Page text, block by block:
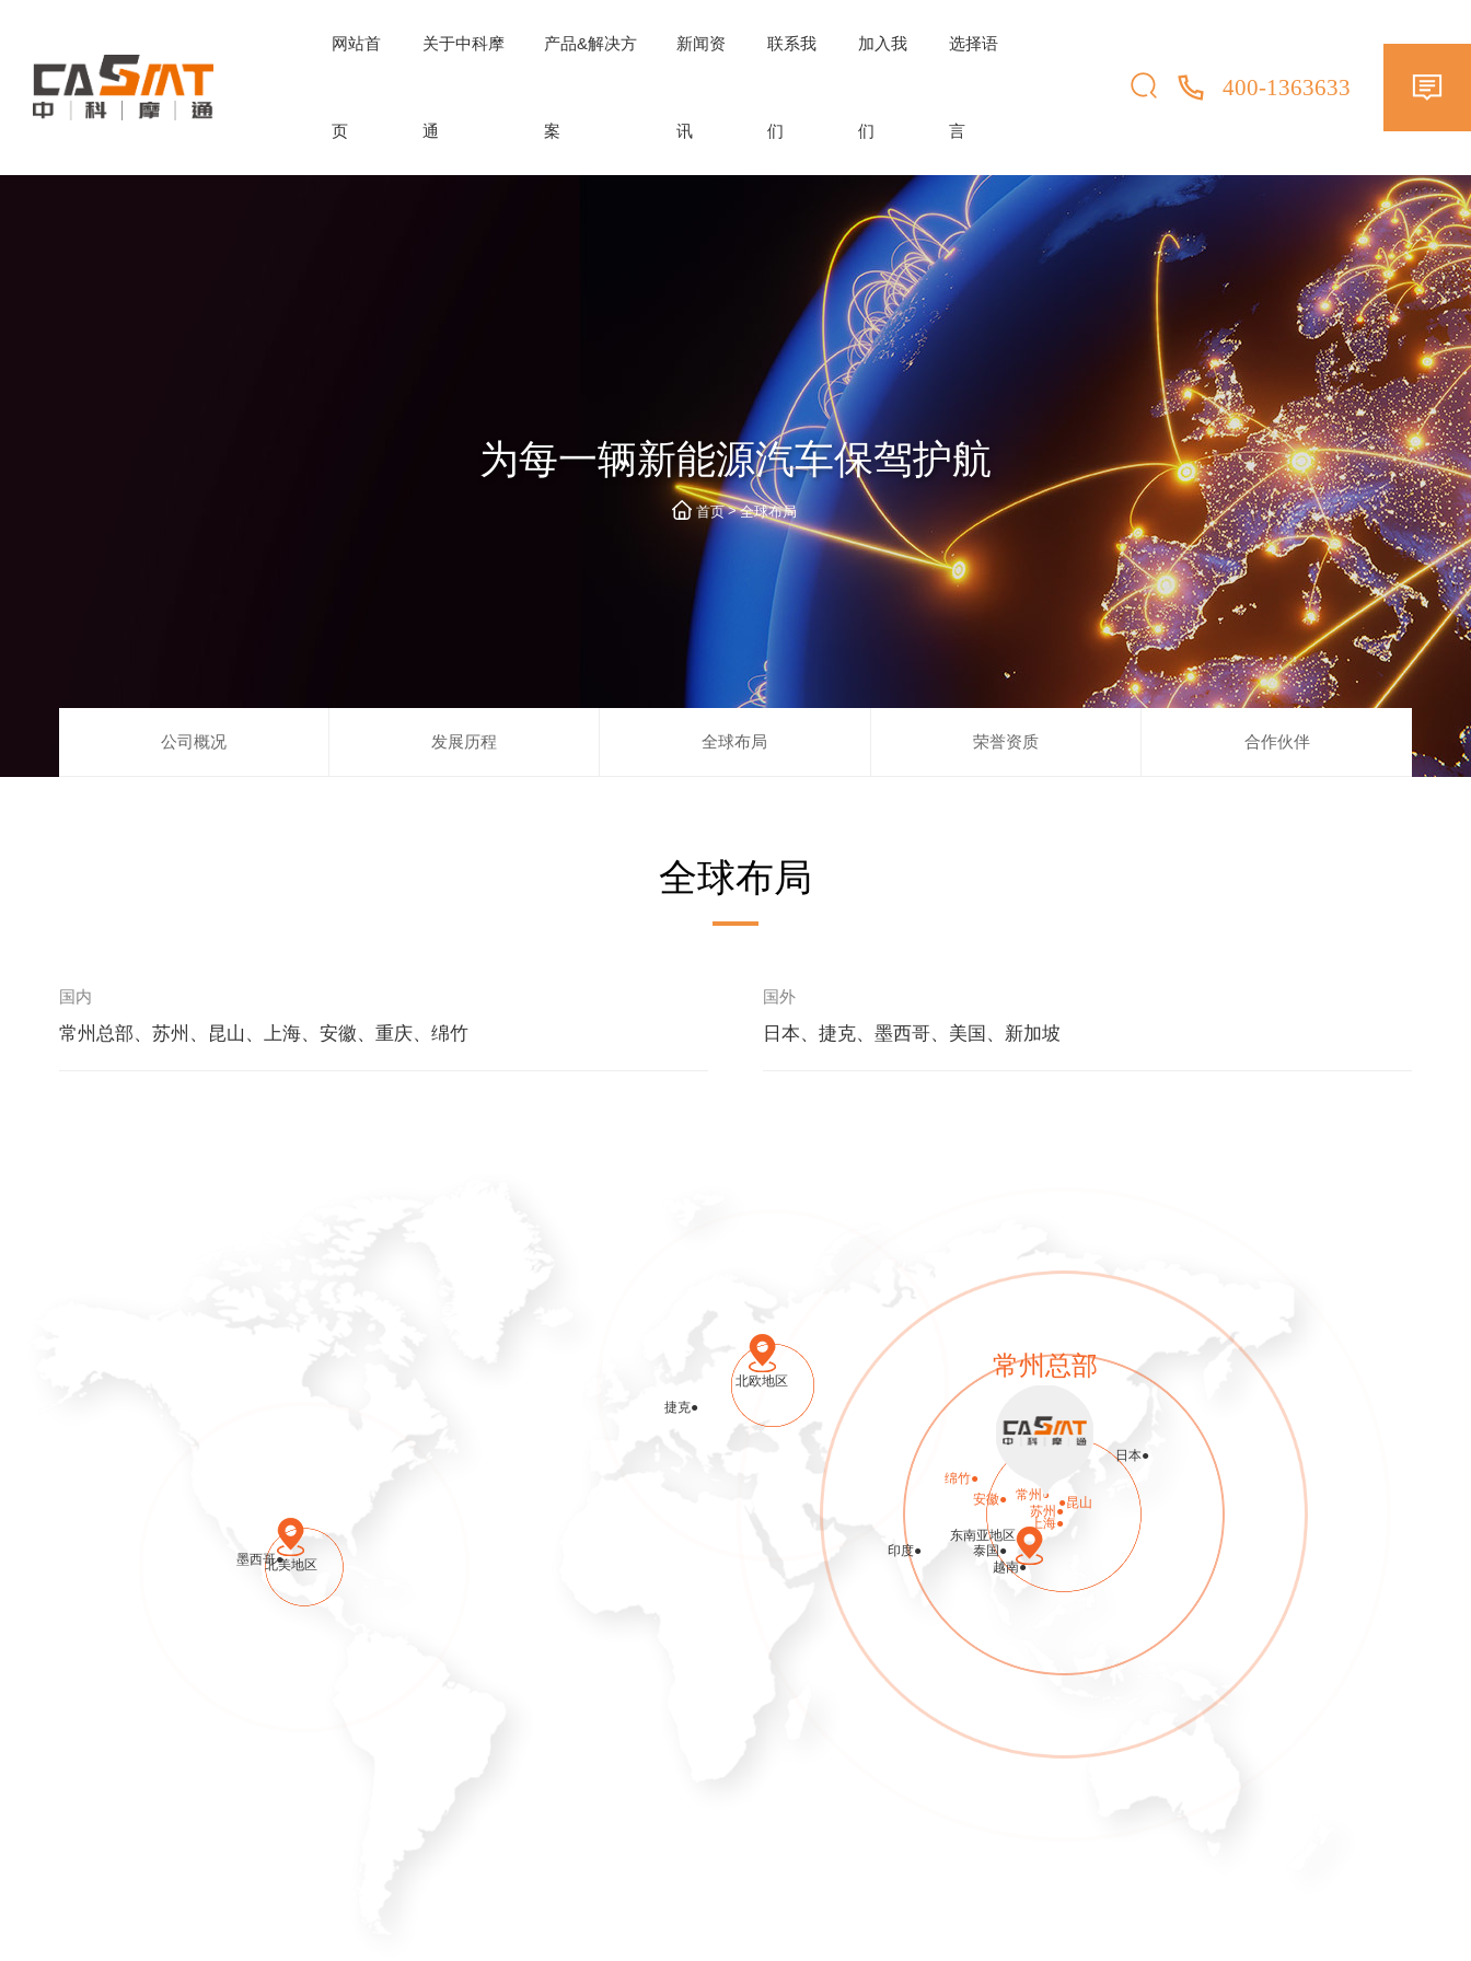
网站首
页
关于中科摩
通
产品&解决方
案
新闻资
讯
联系我
们
加入我
们
选择语
言
400-1363633
为每一辆新能源汽车保驾护航
首页 > 全球布局
公司概况 发展历程 全球布局 荣誉资质 合作伙伴
全球布局
国内
常州总部、苏州、昆山、上海、安徽、重庆、绵竹
国外
日本、捷克、墨西哥、美国、新加坡
常州总部
北美地区
北欧地区
东南亚地区
印度●
绵竹●
上海●
泰国●
日本●
墨西哥●
越南●
捷克●
安徽●
常州●
苏州●
●昆山